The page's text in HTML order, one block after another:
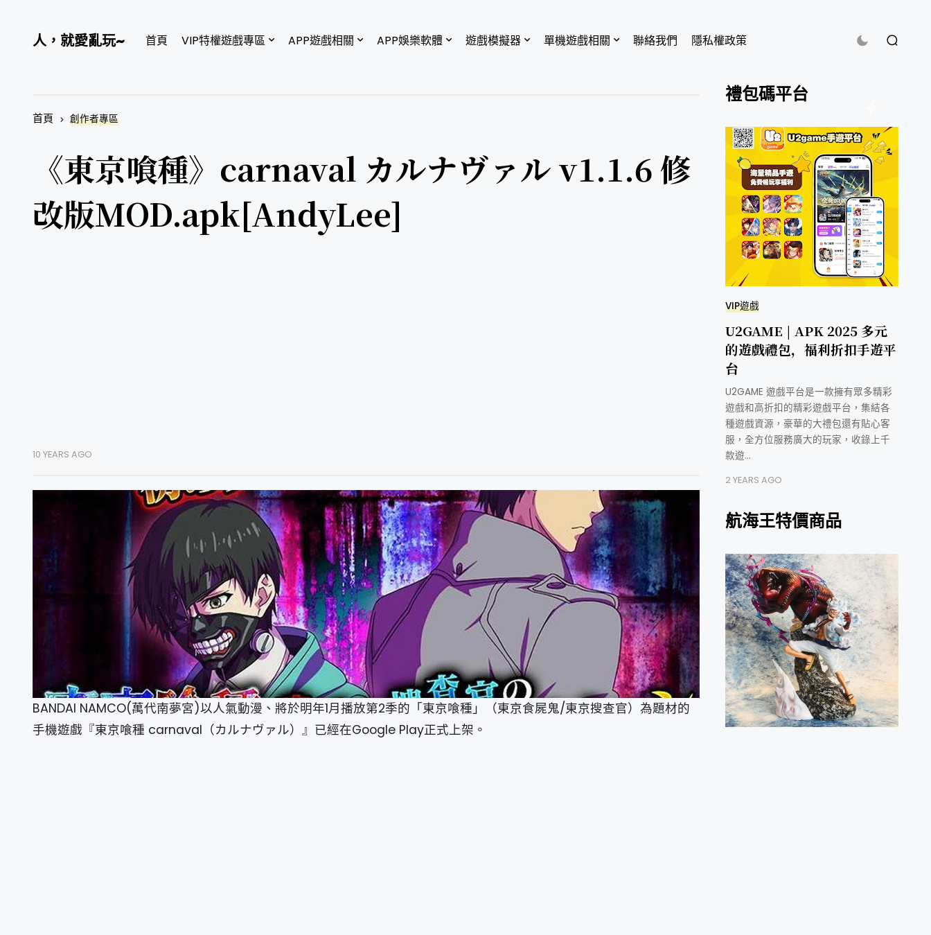
人，就愛亂玩~ 首頁 VIP特權遊戲專區 APP遊戲相關 APP娛樂軟體 遊戲模擬器 單機遊戲相關 聯絡我們 隱私權政策
首頁 創作者專區
《東京喰種》carnaval カルナヴァル v1.1.6 修
改版MOD.apk[AndyLee]
10 YEARS AGO
BANDAI NAMCO(萬代南夢宮)以人氣動漫、將於明年1月播放第2季的「東京喰種」（東京食屍鬼/東京搜查官）為題材的
手機遊戲『東京喰種 carnaval（カルナヴァル）』已經在Google Play正式上架。
禮包碼平台
VIP遊戲
U2GAME | APK 2025 多元
的遊戲禮包，福利折扣手遊平
台
U2GAME 遊戲平台是一款擁有眾多精彩
遊戲和高折扣的精彩遊戲平台，集結各
種遊戲資源，豪華的大禮包還有貼心客
服，全方位服務廣大的玩家，收錄上千
款遊…
2 YEARS AGO
航海王特價商品